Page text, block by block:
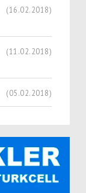
(16.02.2018)
(11.02.2018)
(05.02.2018)